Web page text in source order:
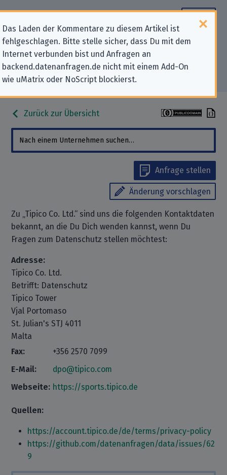
Das Laden der Kommentare zu diesem Artikel ist
fehlgeschlagen. Bitte stelle sicher, dass Du mit dem
Internet verbunden bist und Anfragen an
backend.datenanfragen.de nicht mit einem Add-On
wie uMatrix oder NoScript blockierst.
Datenschutz-Kontaktdaten für
„Tipico Co. Ltd.“
Zurück zur Übersicht
Anfrage stellen
Änderung vorschlagen
Zu „Tipico Co. Ltd.“ sind uns die folgenden Kontaktdaten
bekannt, an die Du Dich wenden kannst, wenn Du
Fragen zum Datenschutz stellen möchtest:
Adresse:
Tipico Co. Ltd.
Betrifft: Datenschutz
Tipico Tower
Vjal Portomaso
St. Julian's STJ 4011
Malta
Fax:
+356 2570 7099
E-Mail:
dpo@tipico.com
Webseite: https://sports.tipico.de
Quellen:
https://account.tipico.de/de/terms/privacy-policy
https://github.com/datenanfragen/data/issues/62
9